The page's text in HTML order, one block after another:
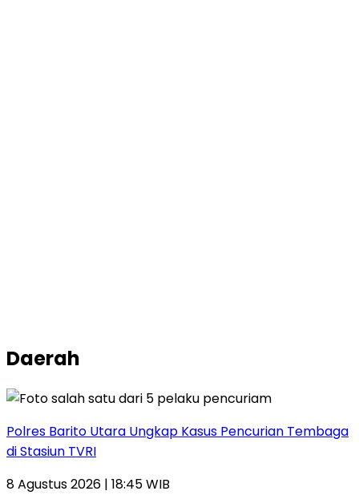
Daerah
Polres Barito Utara Ungkap Kasus Pencurian Tembaga
di Stasiun TVRI
8 Agustus 2026 | 18:45 WIB